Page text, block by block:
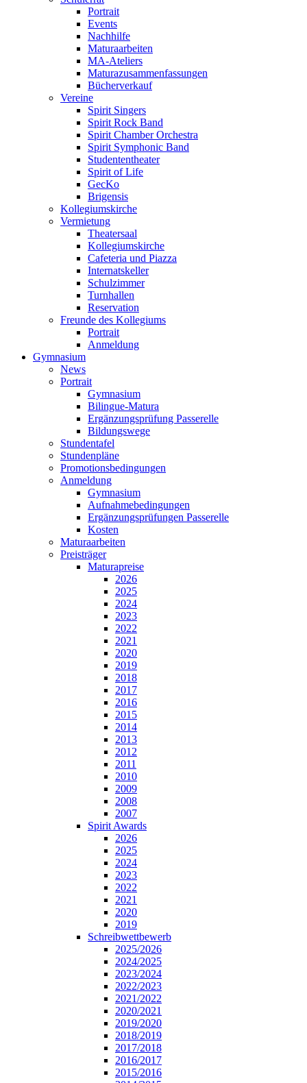
Portrait
Events
Nachhilfe
Maturaarbeiten
MA-Ateliers
Maturazusammenfassungen
Bücherverkauf
Vereine
Spirit Singers
Spirit Rock Band
Spirit Chamber Orchestra
Spirit Symphonic Band
Studententheater
Spirit of Life
GecKo
Brigensis
Kollegiumskirche
Vermietung
Theatersaal
Kollegiumskirche
Cafeteria und Piazza
Internatskeller
Schulzimmer
Turnhallen
Reservation
Freunde des Kollegiums
Portrait
Anmeldung
Gymnasium
News
Portrait
Gymnasium
Bilingue-Matura
Ergänzungsprüfung Passerelle
Bildungswege
Stundentafel
Stundenpläne
Promotionsbedingungen
Anmeldung
Gymnasium
Aufnahmebedingungen
Ergänzungsprüfungen Passerelle
Kosten
Maturaarbeiten
Preisträger
Maturapreise
2026
2025
2024
2023
2022
2021
2020
2019
2018
2017
2016
2015
2014
2013
2012
2011
2010
2009
2008
2007
Spirit Awards
2026
2025
2024
2023
2022
2021
2020
2019
Schreibwettbewerb
2025/2026
2024/2025
2023/2024
2022/2023
2021/2022
2020/2021
2019/2020
2018/2019
2017/2018
2016/2017
2015/2016